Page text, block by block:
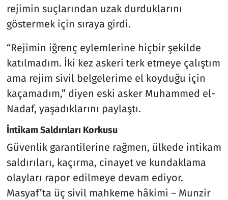
rejimin suçlarından uzak durduklarını
göstermek için sıraya girdi.
“Rejimin iğrenç eylemlerine hiçbir şekilde
katılmadım. İki kez askeri terk etmeye çalıştım
ama rejim sivil belgelerime el koyduğu için
kaçamadım,” diyen eski asker Muhammed el-
Nadaf, yaşadıklarını paylaştı.
İntikam Saldırıları Korkusu
Güvenlik garantilerine rağmen, ülkede intikam
saldırıları, kaçırma, cinayet ve kundaklama
olayları rapor edilmeye devam ediyor.
Masyaf’ta üç sivil mahkeme hâkimi – Munzir